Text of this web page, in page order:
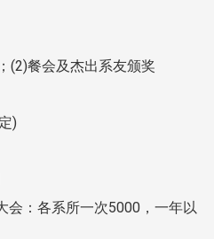
(2)餐会及杰出系友颁奖
)
会：各系所一次5000，一年以